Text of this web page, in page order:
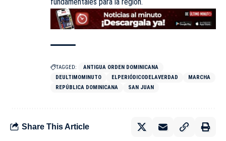
TAGGED:
ANTIGUA ORDEN DOMINICANA
DEULTIMOMINUTO
ELPERIÓDICODELAVERDAD
MARCHA
REPÚBLICA DOMINICANA
SAN JUAN
Share This Article